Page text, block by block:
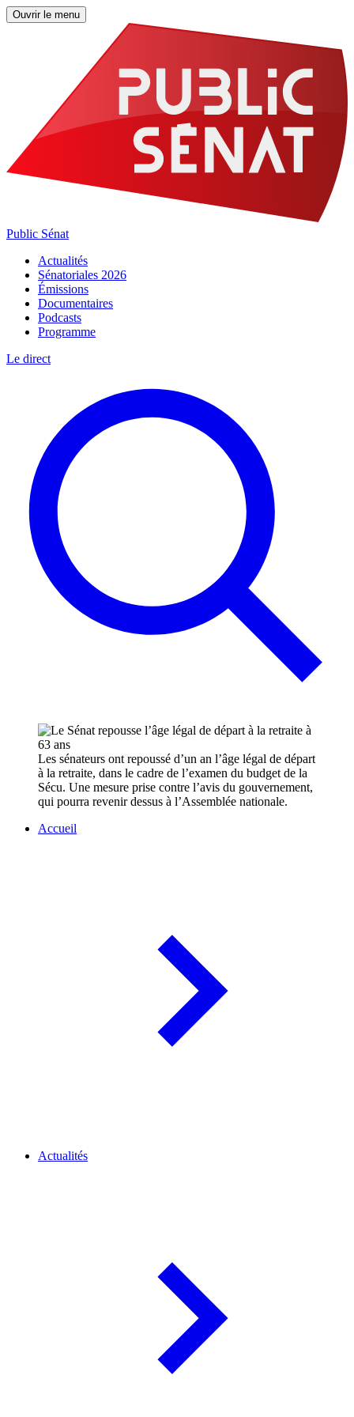
Ouvrir le menu
Public Sénat
Actualités
Sénatoriales 2026
Émissions
Documentaires
Podcasts
Programme
Le direct
Les sénateurs ont repoussé d’un an l’âge légal de départ
à la retraite, dans le cadre de l’examen du budget de la
Sécu. Une mesure prise contre l’avis du gouvernement,
qui pourra revenir dessus à l’Assemblée nationale.
Accueil
Actualités